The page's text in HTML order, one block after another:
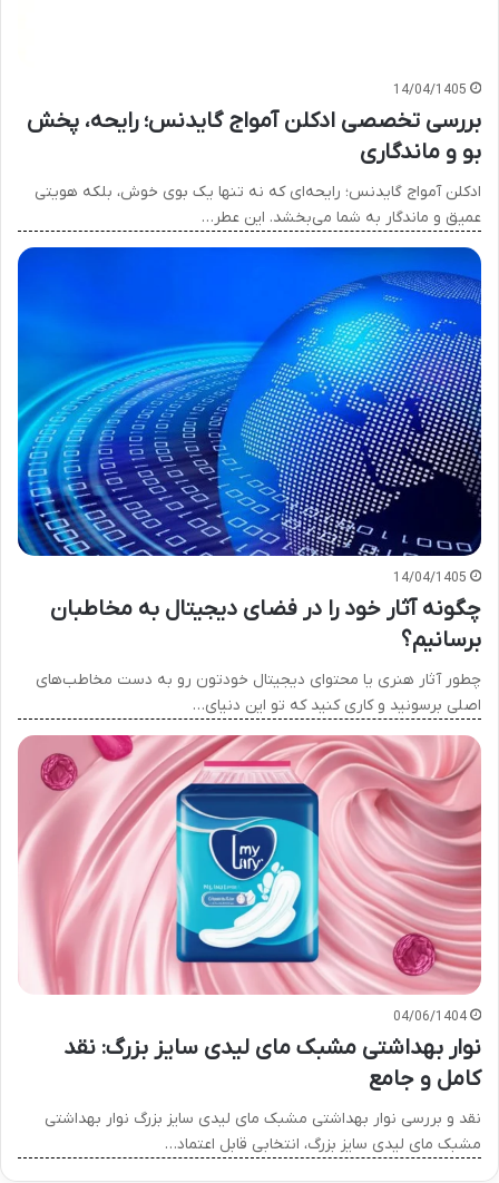
14/04/1405
بررسی تخصصی ادکلن آمواج گایدنس؛ رایحه، پخش
بو و ماندگاری
ادکلن آمواج گایدنس؛ رایحه‌ای که نه تنها یک بوی خوش، بلکه هویتی
عمیق و ماندگار به شما می‌بخشد. این عطر…
14/04/1405
چگونه آثار خود را در فضای دیجیتال به مخاطبان
برسانیم؟
چطور آثار هنری یا محتوای دیجیتال خودتون رو به دست مخاطب‌های
اصلی برسونید و کاری کنید که تو این دنیای…
04/06/1404
نوار بهداشتی مشبک مای لیدی سایز بزرگ: نقد
کامل و جامع
نقد و بررسی نوار بهداشتی مشبک مای لیدی سایز بزرگ نوار بهداشتی
مشبک مای لیدی سایز بزرگ، انتخابی قابل اعتماد…